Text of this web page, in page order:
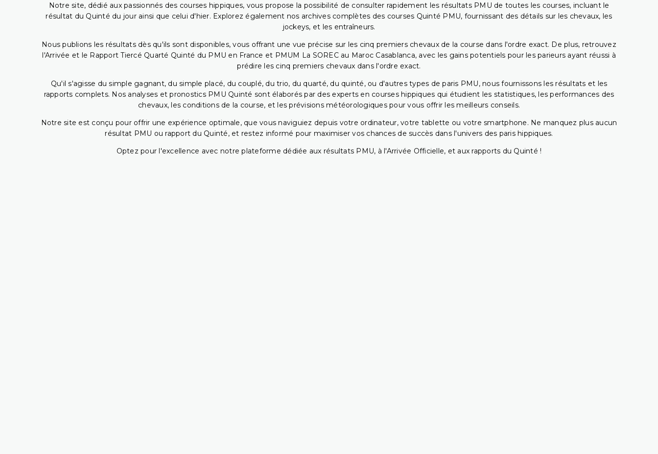
Notre site, dédié aux passionnés des courses hippiques, vous propose la possibilité de consulter rapidement les résultats PMU de toutes les courses, incluant le
résultat du Quinté du jour ainsi que celui d'hier. Explorez également nos archives complètes des courses Quinté PMU, fournissant des détails sur les chevaux, les
jockeys, et les entraîneurs.
Nous publions les résultats dès qu'ils sont disponibles, vous offrant une vue précise sur les cinq premiers chevaux de la course dans l'ordre exact. De plus, retrouvez
l'Arrivée et le Rapport Tiercé Quarté Quinté du PMU en France et PMUM La SOREC au Maroc Casablanca, avec les gains potentiels pour les parieurs ayant réussi à
prédire les cinq premiers chevaux dans l'ordre exact.
Qu'il s'agisse du simple gagnant, du simple placé, du couplé, du trio, du quarté, du quinté, ou d'autres types de paris PMU, nous fournissons les résultats et les
rapports complets. Nos analyses et pronostics PMU Quinté sont élaborés par des experts en courses hippiques qui étudient les statistiques, les performances des
chevaux, les conditions de la course, et les prévisions météorologiques pour vous offrir les meilleurs conseils.
Notre site est conçu pour offrir une expérience optimale, que vous naviguiez depuis votre ordinateur, votre tablette ou votre smartphone. Ne manquez plus aucun
résultat PMU ou rapport du Quinté, et restez informé pour maximiser vos chances de succès dans l'univers des paris hippiques.
Optez pour l'excellence avec notre plateforme dédiée aux résultats PMU, à l'Arrivée Officielle, et aux rapports du Quinté !